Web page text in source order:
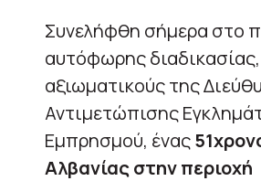
Συνελήφθη σήμερα στο
αυτόφωρης
αξιωματικούς της
Αντιμετώπισης
Εμπρησμού, ένας
Αλβανίας στην περιοχή